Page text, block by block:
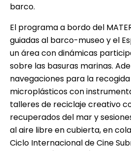
barco.
El programa a bordo del
guiadas al barco-museo y el
un área con dinámicas
sobre las basuras marinas.
navegaciones para la
microplásticos con
talleres de reciclaje creativo
recuperados del mar y
al aire libre en cubierta, en
Ciclo Internacional de Cine